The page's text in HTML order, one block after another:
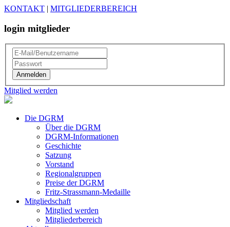
KONTAKT | MITGLIEDERBEREICH
login mitglieder
Mitglied werden
Die DGRM
Über die DGRM
DGRM-Informationen
Geschichte
Satzung
Vorstand
Regionalgruppen
Preise der DGRM
Fritz-Strassmann-Medaille
Mitgliedschaft
Mitglied werden
Mitgliederbereich